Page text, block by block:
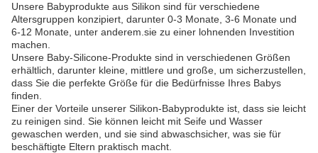
Unsere Babyprodukte aus Silikon sind für verschiedene
Altersgruppen konzipiert, darunter 0-3 Monate, 3-6 Monate und
6-12 Monate, unter anderem.sie zu einer lohnenden Investition
machen.
Unsere Baby-Silicone-Produkte sind in verschiedenen Größen
erhältlich, darunter kleine, mittlere und große, um sicherzustellen,
dass Sie die perfekte Größe für die Bedürfnisse Ihres Babys
finden.
Einer der Vorteile unserer Silikon-Babyprodukte ist, dass sie leicht
zu reinigen sind. Sie können leicht mit Seife und Wasser
gewaschen werden, und sie sind abwaschsicher, was sie für
beschäftigte Eltern praktisch macht.